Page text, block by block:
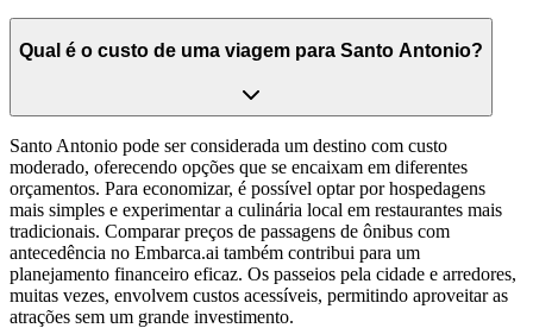
Qual é o custo de uma viagem para Santo Antonio?
Santo Antonio pode ser considerada um destino com custo
moderado, oferecendo opções que se encaixam em diferentes
orçamentos. Para economizar, é possível optar por hospedagens
mais simples e experimentar a culinária local em restaurantes mais
tradicionais. Comparar preços de passagens de ônibus com
antecedência no Embarca.ai também contribui para um
planejamento financeiro eficaz. Os passeios pela cidade e arredores,
muitas vezes, envolvem custos acessíveis, permitindo aproveitar as
atrações sem um grande investimento.